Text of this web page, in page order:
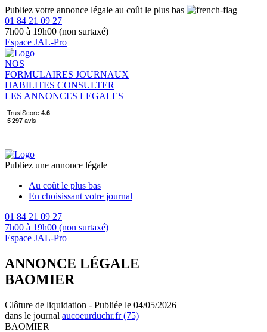
Publiez votre annonce légale au coût le plus bas
01 84 21 09 27
7h00 à 19h00 (non surtaxé)
Espace JAL-Pro
NOS
FORMULAIRES JOURNAUX
HABILITES CONSULTER
LES ANNONCES LEGALES
Publiez une annonce légale
Au coût le plus bas
En choisissant votre journal
01 84 21 09 27
7h00 à 19h00 (non surtaxé)
Espace JAL-Pro
ANNONCE LÉGALE
BAOMIER
Clôture de liquidation - Publiée le 04/05/2026
dans le journal aucoeurduchr.fr (75)
BAOMIER